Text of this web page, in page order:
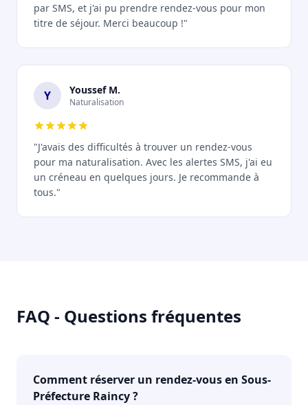
par SMS, et j'ai pu prendre rendez-vous pour mon
titre de séjour. Merci beaucoup !"
Y Youssef M.
Naturalisation
"J'avais des difficultés à trouver un rendez-vous
pour ma naturalisation. Avec les alertes SMS, j'ai eu
un créneau en quelques jours. Je recommande à
tous."
FAQ - Questions fréquentes
Comment réserver un rendez-vous en Sous-
Préfecture Raincy ?